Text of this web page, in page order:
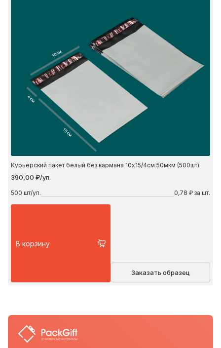
10 см
4 см
15 см
Курьерский пакет белый без кармана 10х15/4см 50мкм (500шт)
390,00 ₽/уп.
500 шт/уп. 0,78 ₽ за шт.
В корзину
Заказать образец